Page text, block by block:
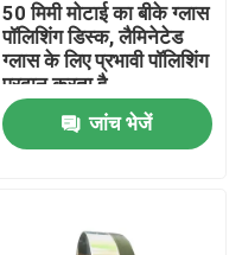
50 मिमी मोटाई का बीके ग्लास
पॉलिशिंग डिस्क, लैमिनेटेड
ग्लास के लिए प्रभावी पॉलिशिंग
प्रदान करता है
जांच भेजें